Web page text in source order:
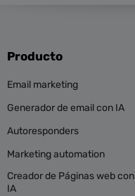
Producto
Email marketing
Generador de email con IA
Autoresponders
Marketing automation
Creador de Páginas web con
IA